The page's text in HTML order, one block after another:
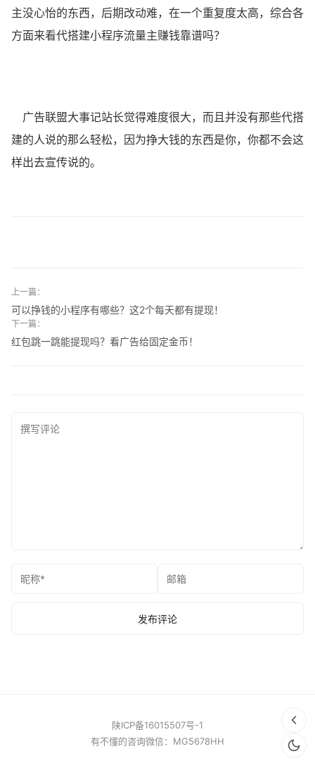
主没心怡的东西，后期改动难，在一个重复度太高，综合各
方面来看代搭建小程序流量主赚钱靠谱吗？
广告联盟大事记站长觉得难度很大，而且并没有那些代搭
建的人说的那么轻松，因为挣大钱的东西是你，你都不会这
样出去宣传说的。
上一篇：
可以挣钱的小程序有哪些？这2个每天都有提现！
下一篇：
红包跳一跳能提现吗？看广告给固定金币！
陕ICP备16015507号-1
有不懂的咨询微信：MG5678HH